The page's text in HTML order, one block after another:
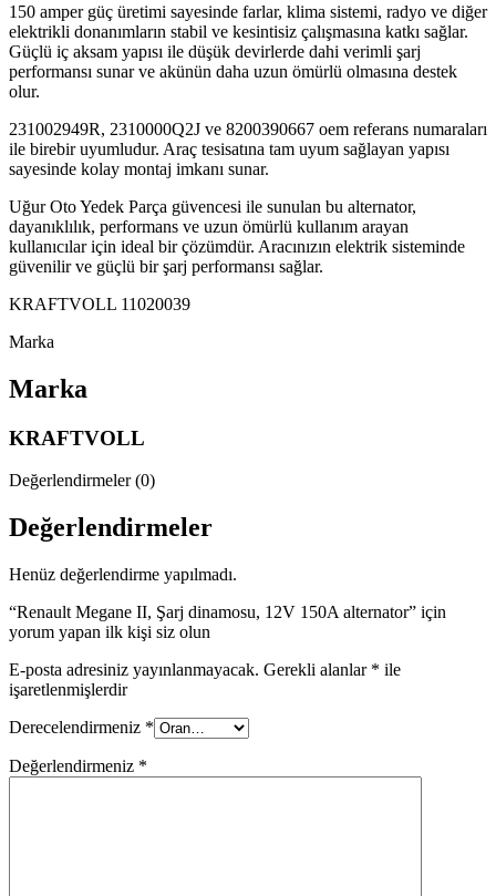
150 amper güç üretimi sayesinde farlar, klima sistemi, radyo ve diğer
elektrikli donanımların stabil ve kesintisiz çalışmasına katkı sağlar.
Güçlü iç aksam yapısı ile düşük devirlerde dahi verimli şarj
performansı sunar ve akünün daha uzun ömürlü olmasına destek
olur.
231002949R, 2310000Q2J ve 8200390667 oem referans numaraları
ile birebir uyumludur. Araç tesisatına tam uyum sağlayan yapısı
sayesinde kolay montaj imkanı sunar.
Uğur Oto Yedek Parça güvencesi ile sunulan bu alternator,
dayanıklılık, performans ve uzun ömürlü kullanım arayan
kullanıcılar için ideal bir çözümdür. Aracınızın elektrik sisteminde
güvenilir ve güçlü bir şarj performansı sağlar.
KRAFTVOLL 11020039
Marka
Marka
KRAFTVOLL
Değerlendirmeler (0)
Değerlendirmeler
Henüz değerlendirme yapılmadı.
“Renault Megane II, Şarj dinamosu, 12V 150A alternator” için
yorum yapan ilk kişi siz olun
E-posta adresiniz yayınlanmayacak. Gerekli alanlar * ile
işaretlenmişlerdir
Derecelendirmeniz *
Değerlendirmeniz *